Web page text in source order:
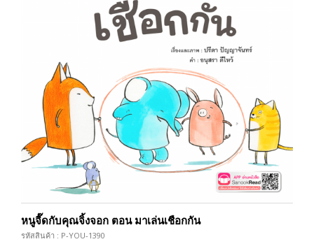
หนูจี๊ดกับคุณจิ้งจอก ตอน มาเล่นเชือกกัน
รหัสสินค้า : P-YOU-1390